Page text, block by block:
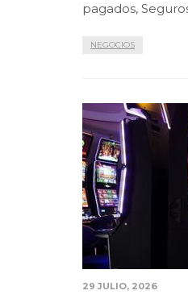
pagados,
NEGOCIOS
29 JULIO, 2026